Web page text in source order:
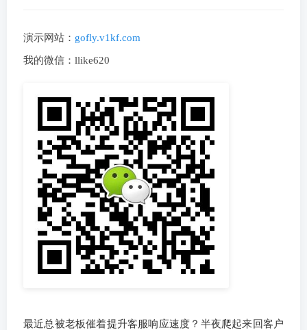
演示网站： gofly.v1kf.com
我的微信：llike620
最近总被老板催着提升客服响应速度？半夜爬起来回客户